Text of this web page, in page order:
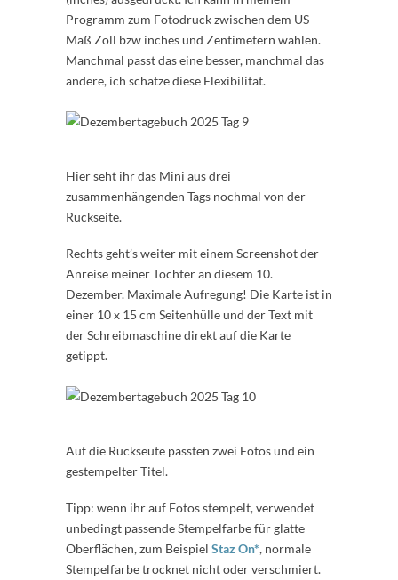
Programm zum Fotodruck zwischen dem US-
Maß Zoll bzw inches und Zentimetern wählen.
Manchmal passt das eine besser, manchmal das
andere, ich schätze diese Flexibilität.
Hier seht ihr das Mini aus drei
zusammenhängenden Tags nochmal von der
Rückseite.
Rechts geht’s weiter mit einem Screenshot der
Anreise meiner Tochter an diesem 10.
Dezember. Maximale Aufregung! Die Karte ist in
einer 10 x 15 cm Seitenhülle und der Text mit
der Schreibmaschine direkt auf die Karte
getippt.
Auf die Rückseute passten zwei Fotos und ein
gestempelter Titel.
Tipp: wenn ihr auf Fotos stempelt, verwendet
unbedingt passende Stempelfarbe für glatte
Oberflächen, zum Beispiel Staz On*, normale
Stempelfarbe trocknet nicht oder verschmiert.